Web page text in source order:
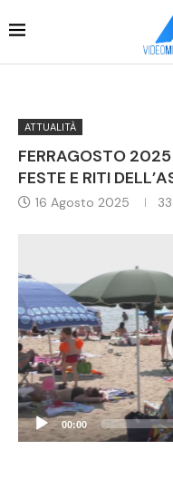
ATTUALITÀ
FERRAGOSTO
FESTE E RITI
16 Agosto 2025
00:00